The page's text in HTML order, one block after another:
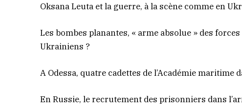
Oksana Leuta et la guerre, à la scène comme en
Les bombes planantes, « arme absolue » des
Ukrainiens ?
A Odessa, quatre cadettes de l’Académie maritime
En Russie, le recrutement des prisonniers dans